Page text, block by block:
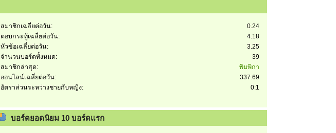
สมาชิกเฉลี่ยต่อวัน:
0.24
ตอบกระทู้เฉลี่ยต่อวัน:
4.18
หัวข้อเฉลี่ยต่อวัน:
3.25
จำนวนบอร์ดทั้งหมด:
39
สมาชิกล่าสุด:
พิมพิกา
ออนไลน์เฉลี่ยต่อวัน:
337.69
อัตราส่วนระหว่างชายกับหญิง:
0:1
บอร์ดยอดนิยม 10 บอร์ดแรก